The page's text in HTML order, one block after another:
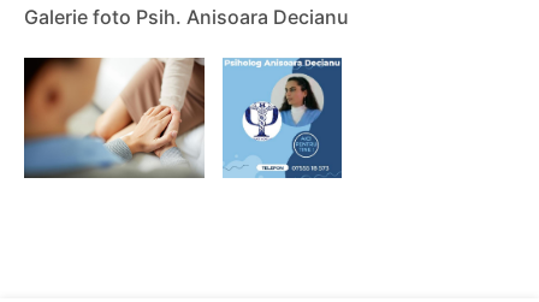
Galerie foto Psih. Anisoara Decianu